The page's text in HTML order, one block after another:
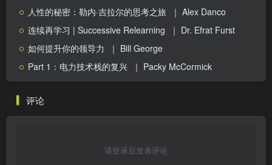
人性的秘密：勒内·吉拉尔的思考之旅 ｜ Alex Danco
连续再学习 | Successive Relearning ｜ Dr. Efrat Furst
如何提升你的领导力 ｜ Bill George
Part 1：电力技术栈的复兴 ｜ Packy McCormick
评论
请登录后发表评论